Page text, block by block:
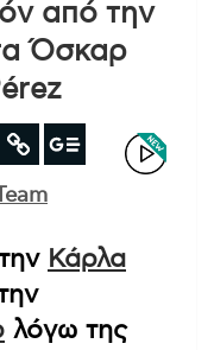
από την
Όσκαρ
Κάρλα
λόγω της